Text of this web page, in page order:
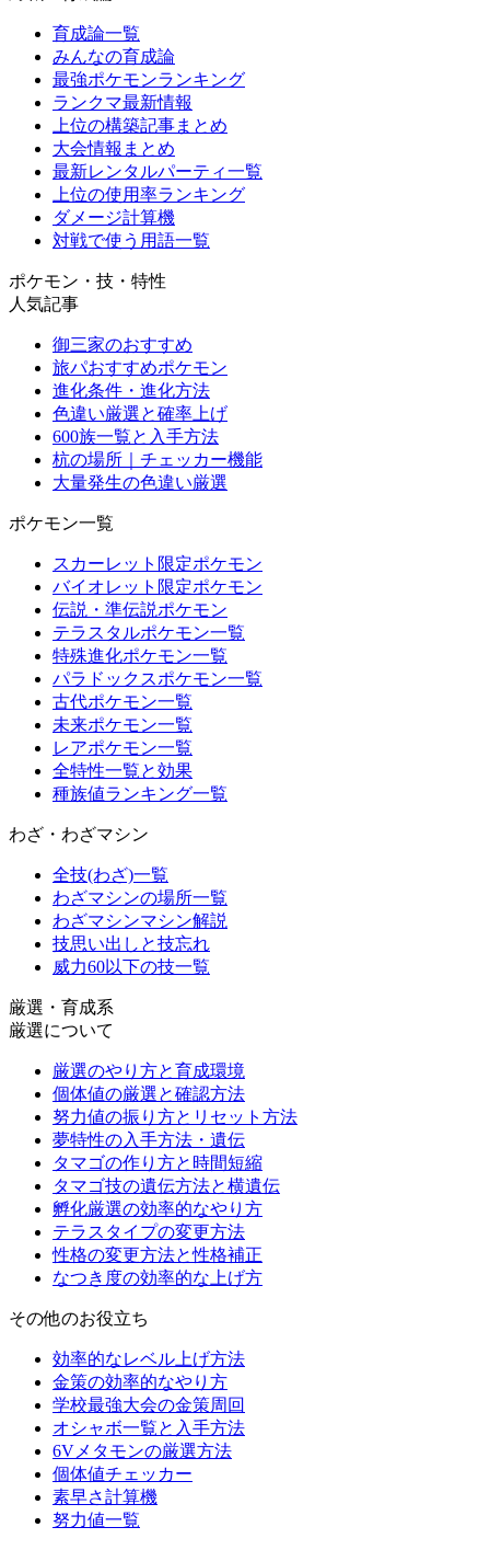
育成論一覧
みんなの育成論
最強ポケモンランキング
ランクマ最新情報
上位の構築記事まとめ
大会情報まとめ
最新レンタルパーティ一覧
上位の使用率ランキング
ダメージ計算機
対戦で使う用語一覧
ポケモン・技・特性
人気記事
御三家のおすすめ
旅パおすすめポケモン
進化条件・進化方法
色違い厳選と確率上げ
600族一覧と入手方法
杭の場所｜チェッカー機能
大量発生の色違い厳選
ポケモン一覧
スカーレット限定ポケモン
バイオレット限定ポケモン
伝説・準伝説ポケモン
テラスタルポケモン一覧
特殊進化ポケモン一覧
パラドックスポケモン一覧
古代ポケモン一覧
未来ポケモン一覧
レアポケモン一覧
全特性一覧と効果
種族値ランキング一覧
わざ・わざマシン
全技(わざ)一覧
わざマシンの場所一覧
わざマシンマシン解説
技思い出しと技忘れ
威力60以下の技一覧
厳選・育成系
厳選について
厳選のやり方と育成環境
個体値の厳選と確認方法
努力値の振り方とリセット方法
夢特性の入手方法・遺伝
タマゴの作り方と時間短縮
タマゴ技の遺伝方法と横遺伝
孵化厳選の効率的なやり方
テラスタイプの変更方法
性格の変更方法と性格補正
なつき度の効率的な上げ方
その他のお役立ち
効率的なレベル上げ方法
金策の効率的なやり方
学校最強大会の金策周回
オシャボ一覧と入手方法
6Vメタモンの厳選方法
個体値チェッカー
素早さ計算機
努力値一覧